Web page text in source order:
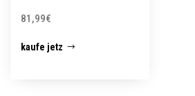
81,99€
kaufe jetz